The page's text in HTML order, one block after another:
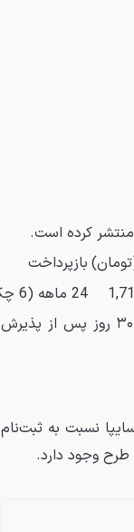
منتشر کرده است.
بازپرداخت
24 ماهه (6 چک 4 ماهه)
زمان تحویل خودروها در هر دو روش فروش، فوری اعلام شده و حداکثر تا ۳۰ روز پس از پذیرش
نسبت به ثبت‌نام
وجود دارد.